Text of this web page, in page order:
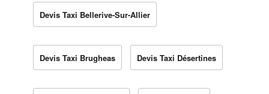
Devis Taxi Bellerive-Sur-Allier
Devis Taxi Brugheas Devis Taxi Désertines